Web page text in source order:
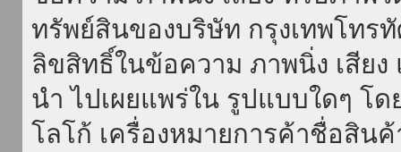
ทรัพย์สินของบริษัท กรุงเทพโทร
ลิขสิทธิ์ในข้อความ ภาพนิ่ง เสีย
นำ ไปเผยแพร่ใน รูปแบบใดๆ โ
โลโก้ เครื่องหมายการค้าชื่อสิน